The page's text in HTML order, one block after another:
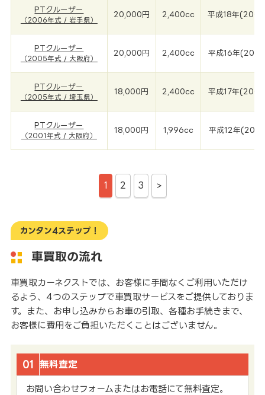
PTクルーザー
（2006年式 / 岩手県）
20,000円 2,400cc 平成18年
PTクルーザー
（2005年式 / 大阪府）
20,000円 2,400cc 平成16年
PTクルーザー
（2005年式 / 埼玉県）
18,000円 2,400cc 平成17年
PTクルーザー
（2001年式 / 大阪府）
18,000円 1,996cc 平成12年
1 2 3 >
カンタン4ステップ！
車買取の流れ
車買取カーネクストでは、お客様に手間なくご利用いただけ
るよう、4つのステップで車買取サービスをご提供しておりま
す。また、お申し込みからお車の引取、各種お手続きまで、
お客様に費用をご負担いただくことはございません。
01 無料査定
お問い合わせフォームまたはお電話にて無料査定。